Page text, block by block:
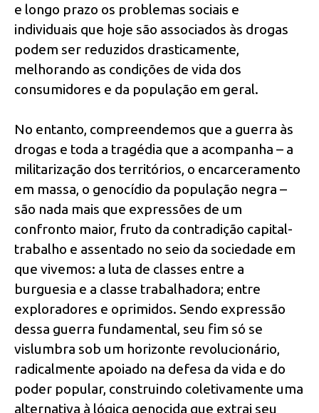
e longo prazo os problemas sociais e
individuais que hoje são associados às drogas
podem ser reduzidos drasticamente,
melhorando as condições de vida dos
consumidores e da população em geral.
No entanto, compreendemos que a guerra às
drogas e toda a tragédia que a acompanha – a
militarização dos territórios, o encarceramento
em massa, o genocídio da população negra –
são nada mais que expressões de um
confronto maior, fruto da contradição capital-
trabalho e assentado no seio da sociedade em
que vivemos: a luta de classes entre a
burguesia e a classe trabalhadora; entre
exploradores e oprimidos. Sendo expressão
dessa guerra fundamental, seu fim só se
vislumbra sob um horizonte revolucionário,
radicalmente apoiado na defesa da vida e do
poder popular, construindo coletivamente uma
alternativa à lógica genocida que extrai seu